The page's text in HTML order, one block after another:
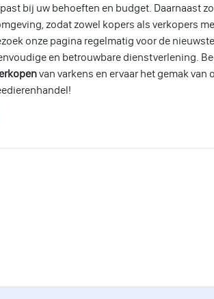
bij uw behoeften en budget. Daarnaast
zodat zowel kopers als verkopers
onze pagina regelmatig voor de
en betrouwbare dienstverlening.
van varkens en ervaar het gemak van